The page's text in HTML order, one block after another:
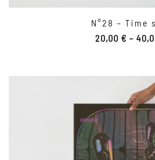
N°28 – Time
20,00 € –